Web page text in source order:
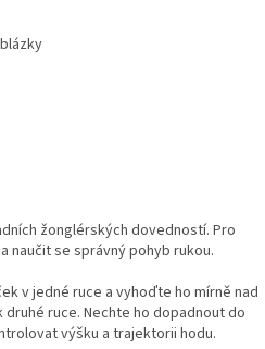
žonglérských dovedností. Pro
naučit se správný pohyb rukou.
v jedné ruce a vyhoďte ho mírně nad
ruce. Nechte ho dopadnout do
výšku a trajektorii hodu.